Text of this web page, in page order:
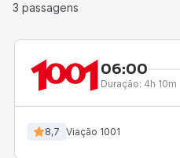
3 passagens
06:00
Duração: 4h 10m
8,7 Viação 1001